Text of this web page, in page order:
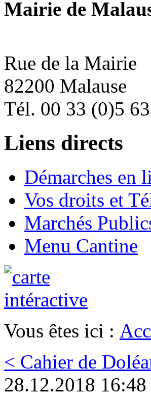
Mairie de
Rue de la Mairie
82200 Malause
Tél. 00 33 (0)5
Liens directs
Démarches en
Vos droits et
Marchés
Menu Cantine
Vous êtes ici :
< Cahier de
28.12.2018